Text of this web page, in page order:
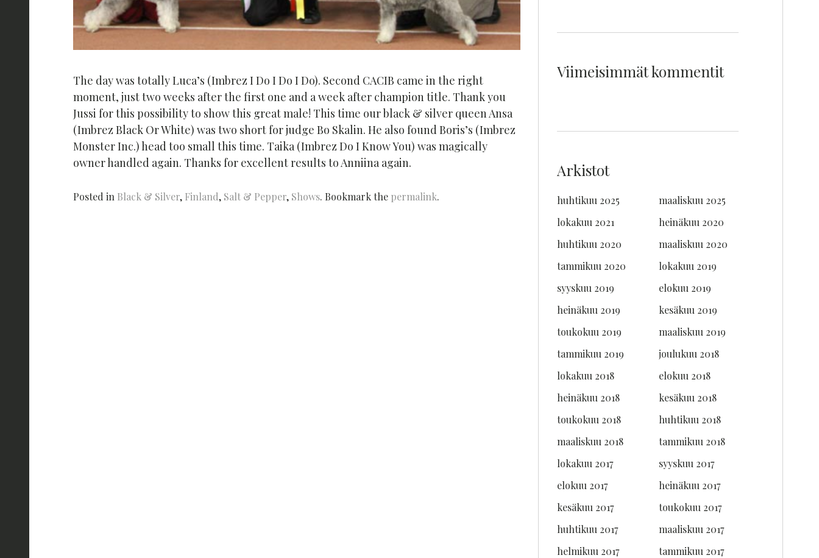
The day was totally Luca’s (Imbrez I Do I Do I Do). Second CACIB came in the right
moment, just two weeks after the first one and a week after champion title. Thank you
Jussi for this possibility to show this great male! This time our black & silver queen Ansa
(Imbrez Black Or White) was two short for judge Bo Skalin. He also found Boris’s (Imbrez
Monster Inc.) head too small this time. Taika (Imbrez Do I Know You) was magically
owner handled again. Thanks for excellent results to Anniina again.
Posted in Black & Silver, Finland, Salt & Pepper, Shows. Bookmark the permalink.
Viimeisimmät kommentit
Arkistot
huhtikuu 2025
maaliskuu 2025
lokakuu 2021
heinäkuu 2020
huhtikuu 2020
maaliskuu 2020
tammikuu 2020
lokakuu 2019
syyskuu 2019
elokuu 2019
heinäkuu 2019
kesäkuu 2019
toukokuu 2019
maaliskuu 2019
tammikuu 2019
joulukuu 2018
lokakuu 2018
elokuu 2018
heinäkuu 2018
kesäkuu 2018
toukokuu 2018
huhtikuu 2018
maaliskuu 2018
tammikuu 2018
lokakuu 2017
syyskuu 2017
elokuu 2017
heinäkuu 2017
kesäkuu 2017
toukokuu 2017
huhtikuu 2017
maaliskuu 2017
helmikuu 2017
tammikuu 2017